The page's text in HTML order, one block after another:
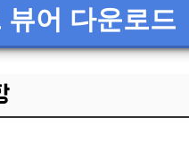
뷰어 다운로드